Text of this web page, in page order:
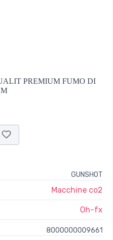
PREMIUM FUMO DI
GUNSHOT
Macchine co2
Oh-fx
8000000009661